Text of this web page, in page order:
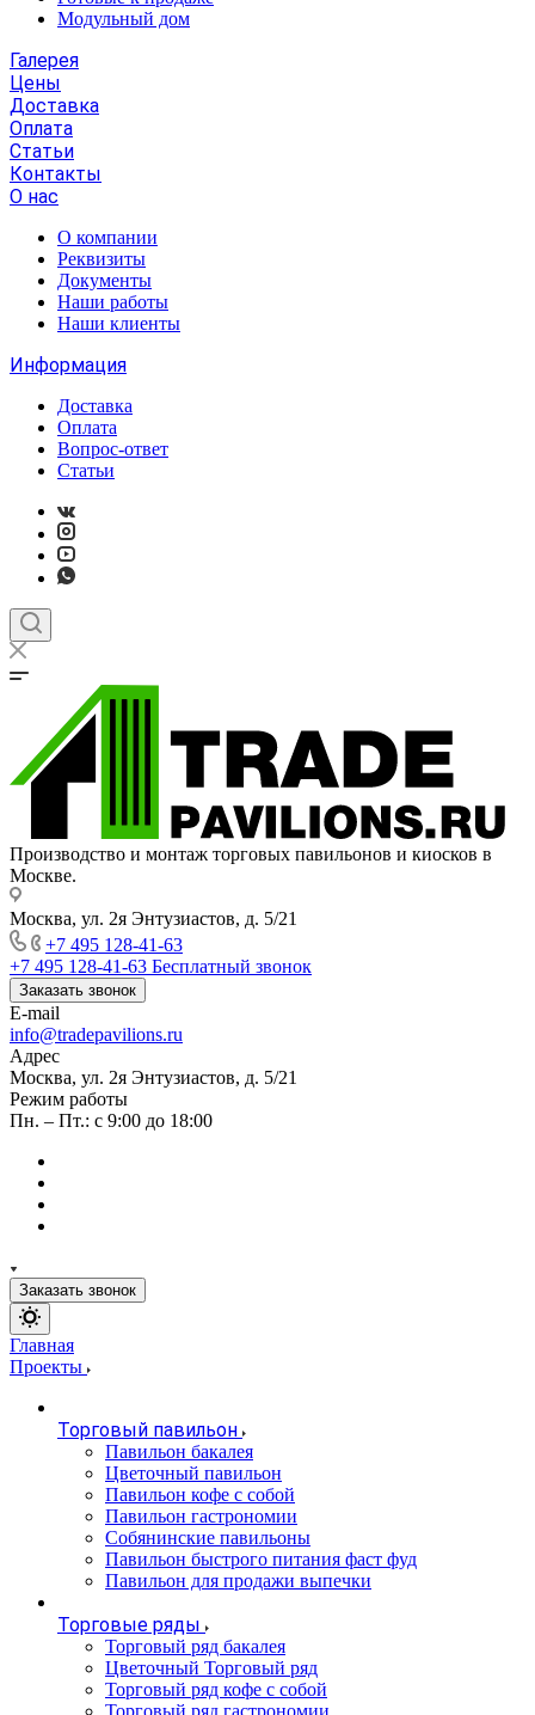
Модульный дом
Галерея
Цены
Доставка
Оплата
Статьи
Контакты
О нас
О компании
Реквизиты
Документы
Наши работы
Наши клиенты
Информация
Доставка
Оплата
Вопрос-ответ
Статьи
Производство и монтаж торговых павильонов и киосков в
Москве.
Москва, ул. 2я Энтузиастов, д. 5/21
+7 495 128-41-63
+7 495 128-41-63 Бесплатный звонок
Заказать звонок
E-mail
info@tradepavilions.ru
Адрес
Москва, ул. 2я Энтузиастов, д. 5/21
Режим работы
Пн. – Пт.: с 9:00 до 18:00
Заказать звонок
Главная
Проекты
Торговый павильон
Павильон бакалея
Цветочный павильон
Павильон кофе с собой
Павильон гастрономии
Собянинские павильоны
Павильон быстрого питания фаст фуд
Павильон для продажи выпечки
Торговые ряды
Торговый ряд бакалея
Цветочный Торговый ряд
Торговый ряд кофе с собой